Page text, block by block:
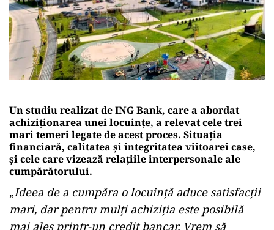
Un studiu realizat de ING Bank, care a abordat
achiziționarea unei locuințe, a relevat cele trei
mari temeri legate de acest proces. Situația
financiară, calitatea și integritatea viitoarei case,
și cele care vizează relațiile interpersonale ale
cumpărătorului.
„Ideea de a cumpăra o locuință aduce satisfacții
mari, dar pentru mulți achiziția este posibilă
mai ales printr-un credit bancar. Vrem să